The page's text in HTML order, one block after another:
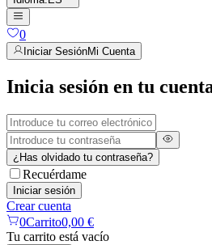
0
Iniciar SesiónMi Cuenta
Inicia sesión en tu
¿Has olvidado tu contraseña?
Recuérdame
Iniciar sesión
Crear cuenta
0Carrito0,00 €
Tu carrito está vacío